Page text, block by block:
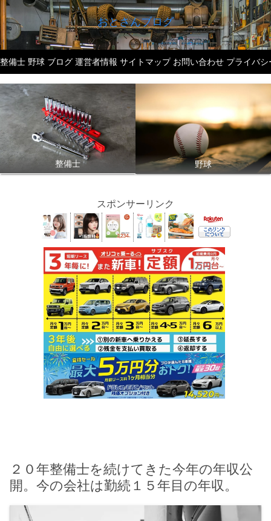
おとさんブログ
整備士 野球 ブログ 運営者情報 サイトマップ お問い合わせ プライバ
整備士 野球
スポンサーリンク
２０年整備士を続けてきた今年の年収公
開。今の会社は勤続１５年目の年収。